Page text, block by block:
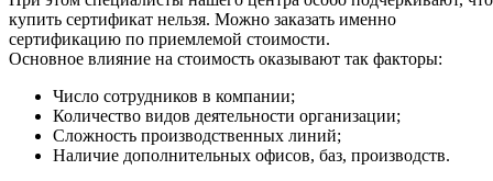
купить сертификат нельзя. Можно заказать именно
сертификацию по приемлемой стоимости.
Основное влияние на стоимость оказывают так факторы:
Число сотрудников в компании;
Количество видов деятельности организации;
Сложность производственных линий;
Наличие дополнительных офисов, баз, производств.